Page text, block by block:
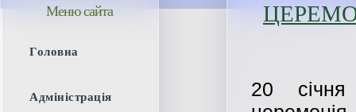
20
Меню сайта
Головна
Адміністрація